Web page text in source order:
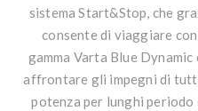
sistema Start&Stop, che
consente di viaggiare
gamma Varta Blue
affrontare gli impegni di
potenza per lunghi